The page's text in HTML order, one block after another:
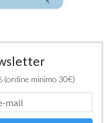
(ordine minimo 30€)